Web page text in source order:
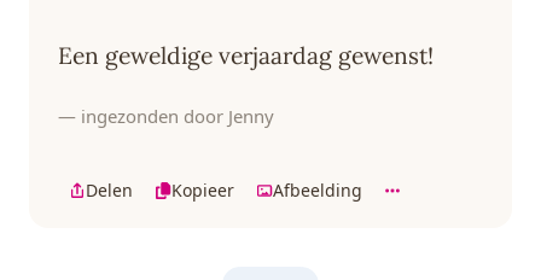
Een geweldige verjaardag gewenst!
— ingezonden door Jenny
Delen Kopieer Afbeelding